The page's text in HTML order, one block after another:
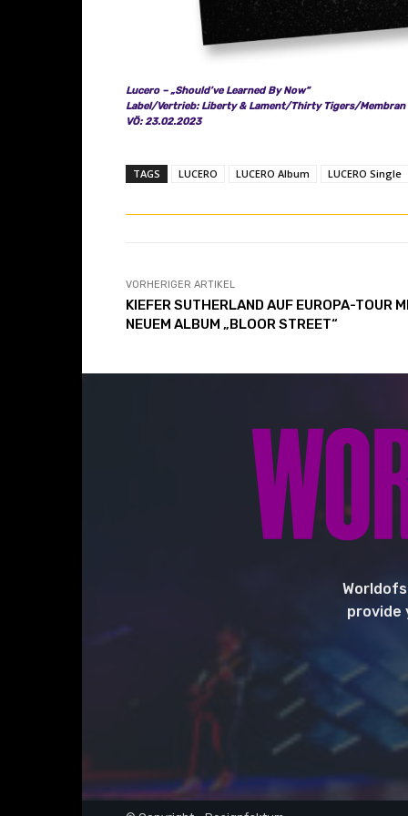
Lucero – „Should’ve Learned By Now“
Label/Vertrieb: Liberty & Lament/Thirty Tigers/Membran
VÖ: 23.02.2023
TAGS LUCERO LUCERO Album LUCERO Single
VORHERIGER ARTIKEL
KIEFER SUTHERLAND AUF EUROPA-TOUR
NEUEM ALBUM „BLOOR STREET“
provide